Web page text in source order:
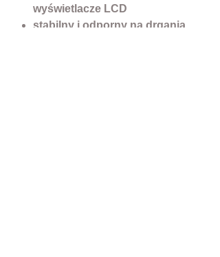
wyświetlacze LCD
stabilny i odporny na drgania